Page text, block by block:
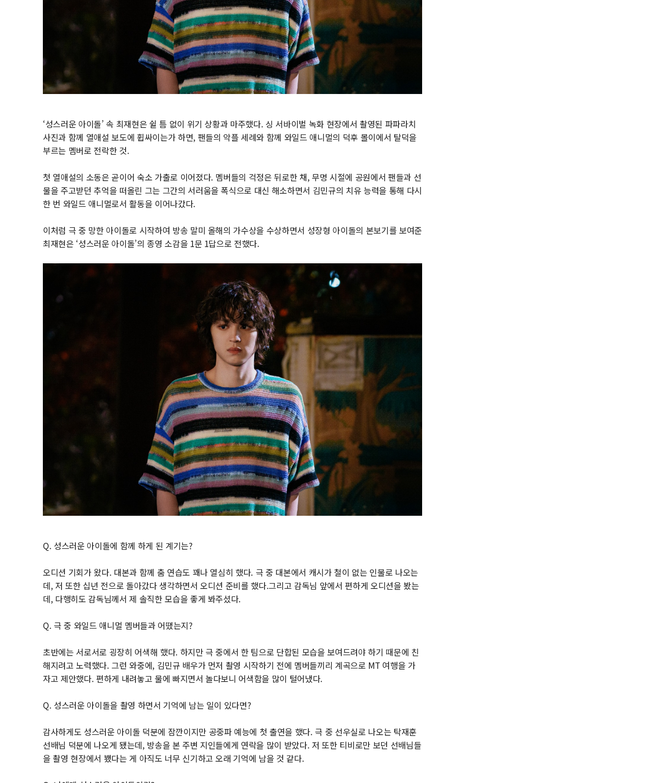
‘성스러운 아이돌’ 속 최재현은 쉴 틈 없이 위기 상황과 마주했다. 싱 서바이벌 녹화 현장에서 촬영된 파파라치
사진과 함께 열애설 보도에 휩싸이는가 하면, 팬들의 악플 세례와 함께 와일드 애니멀의 덕후 몰이에서 탈덕을
부르는 멤버로 전락한 것.
첫 열애설의 소동은 곧이어 숙소 가출로 이어졌다. 멤버들의 걱정은 뒤로한 채, 무명 시절에 공원에서 팬들과 선
물을 주고받던 추억을 떠올린 그는 그간의 서러움을 폭식으로 대신 해소하면서 김민규의 치유 능력을 통해 다시
한 번 와일드 애니멀로서 활동을 이어나갔다.
이처럼 극 중 망한 아이돌로 시작하여 방송 말미 올해의 가수상을 수상하면서 성장형 아이돌의 본보기를 보여준
최재현은 ‘성스러운 아이돌’의 종영 소감을 1문 1답으로 전했다.
Q. 성스러운 아이돌에 함께 하게 된 계기는?
오디션 기회가 왔다. 대본과 함께 춤 연습도 꽤나 열심히 했다. 극 중 대본에서 캐시가 철이 없는 인물로 나오는
데, 저 또한 십년 전으로 돌아갔다 생각하면서 오디션 준비를 했다.그리고 감독님 앞에서 편하게 오디션을 봤는
데, 다행히도 감독님께서 제 솔직한 모습을 좋게 봐주셨다.
Q. 극 중 와일드 애니멀 멤버들과 어땠는지?
초반에는 서로서로 굉장히 어색해 했다. 하지만 극 중에서 한 팀으로 단합된 모습을 보여드려야 하기 때문에 친
해지려고 노력했다. 그런 와중에, 김민규 배우가 먼저 촬영 시작하기 전에 멤버들끼리 계곡으로 MT 여행을 가
자고 제안했다. 편하게 내려놓고 물에 빠지면서 놀다보니 어색함을 많이 털어냈다.
Q. 성스러운 아이돌을 촬영 하면서 기억에 남는 일이 있다면?
감사하게도 성스러운 아이돌 덕분에 잠깐이지만 공중파 예능에 첫 출연을 했다. 극 중 선우실로 나오는 탁재훈
선배님 덕분에 나오게 됐는데, 방송을 본 주변 지인들에게 연락을 많이 받았다. 저 또한 티비로만 보던 선배님들
을 촬영 현장에서 뵀다는 게 아직도 너무 신기하고 오래 기억에 남을 것 같다.